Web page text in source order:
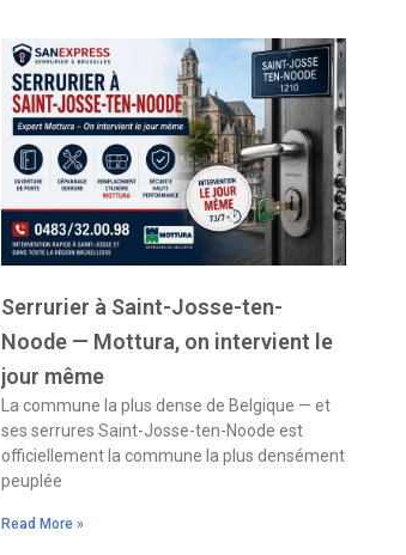
Serrurier à Saint-Josse-ten-
Noode — Mottura, on intervient le
jour même
La commune la plus dense de Belgique — et
ses serrures Saint-Josse-ten-Noode est
officiellement la commune la plus densément
peuplée
Read More »